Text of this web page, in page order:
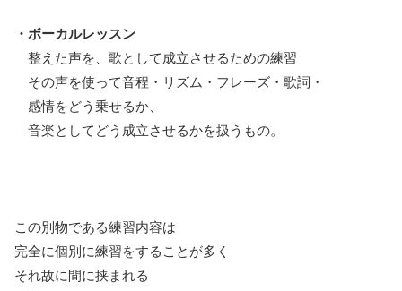
・ボーカルレッスン
整えた声を、歌として成立させるための練習
その声を使って音程・リズム・フレーズ・歌詞・
感情をどう乗せるか、
音楽としてどう成立させるかを扱うもの。
この別物である練習内容は
完全に個別に練習をすることが多く
それ故に間に挟まれる